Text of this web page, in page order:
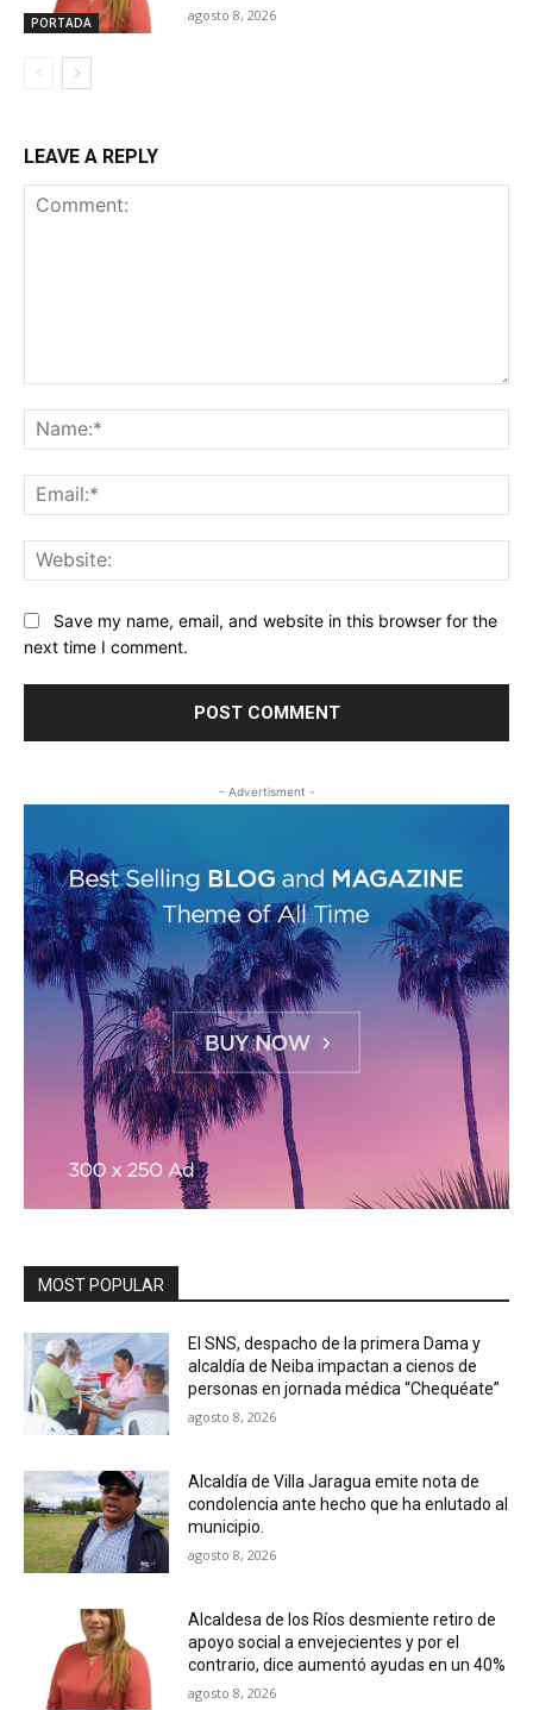
PORTADA agosto 8, 2026
LEAVE A REPLY
Save my name, email, and website in this browser for the
next time I comment.
- Advertisment -
MOST POPULAR
El SNS, despacho de la primera Dama y
alcaldía de Neiba impactan a cienos de
personas en jornada médica “Chequéate”
agosto 8, 2026
Alcaldía de Villa Jaragua emite nota de
condolencia ante hecho que ha enlutado al
municipio.
agosto 8, 2026
Alcaldesa de los Ríos desmiente retiro de
apoyo social a envejecientes y por el
contrario, dice aumentó ayudas en un 40%
agosto 8, 2026